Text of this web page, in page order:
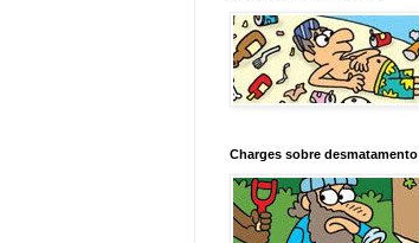
Charges sobre desmatamento